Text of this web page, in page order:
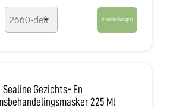
In winkelwagen
Sealine Gezichts- En
225 Ml